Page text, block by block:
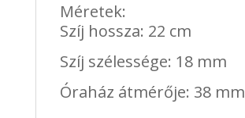
Méretek:
Szíj hossza: 22 cm
Szíj szélessége: 18 mm
Óraház átmérője: 38 mm